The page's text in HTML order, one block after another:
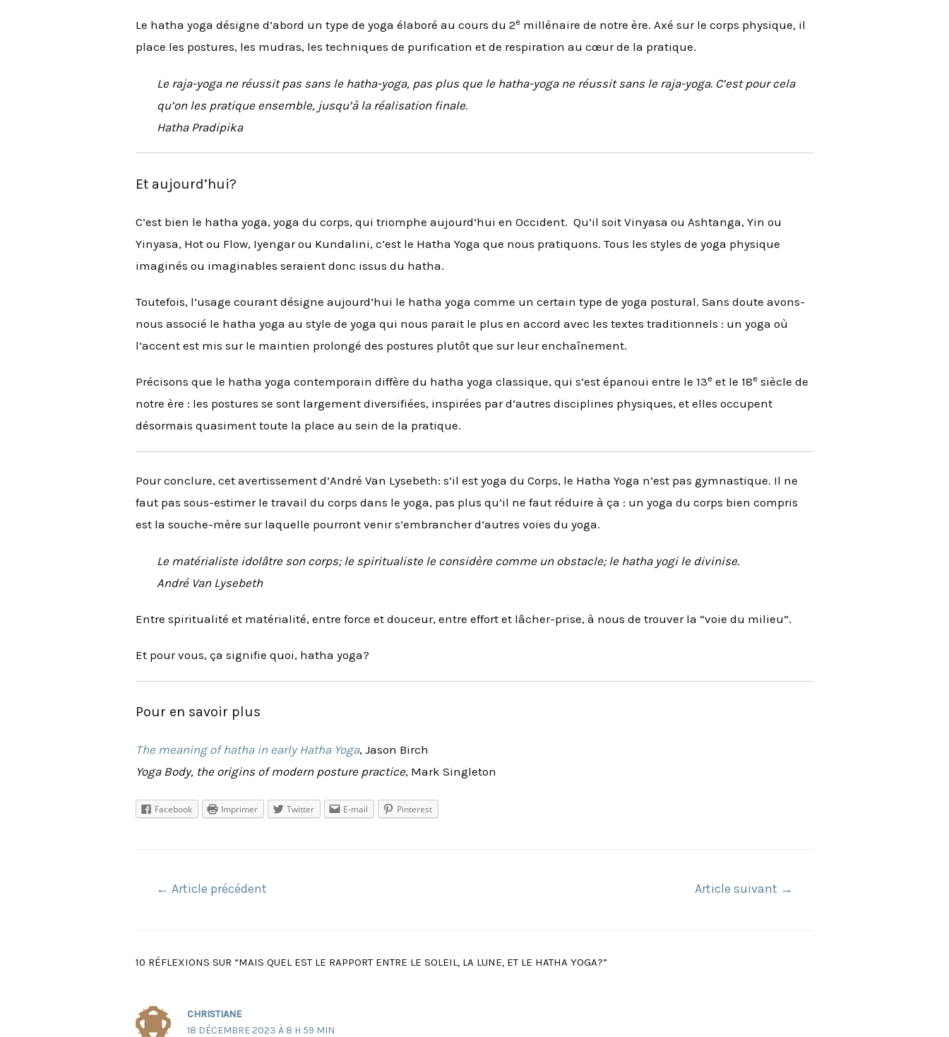
Le hatha yoga désigne d’abord un type de yoga élaboré au cours du 2e millénaire de notre ère. Axé sur le corps physique, il
place les postures, les mudras, les techniques de purification et de respiration au cœur de la pratique.
Le raja-yoga ne réussit pas sans le hatha-yoga, pas plus que le hatha-yoga ne réussit sans le raja-yoga. C’est pour cela
qu’on les pratique ensemble, jusqu’à la réalisation finale.
Hatha Pradipika
Et aujourd’hui?
C’est bien le hatha yoga, yoga du corps, qui triomphe aujourd’hui en Occident. Qu’il soit Vinyasa ou Ashtanga, Yin ou
Yinyasa, Hot ou Flow, Iyengar ou Kundalini, c’est le Hatha Yoga que nous pratiquons. Tous les styles de yoga physique
imaginés ou imaginables seraient donc issus du hatha.
Toutefois, l’usage courant désigne aujourd’hui le hatha yoga comme un certain type de yoga postural. Sans doute avons-
nous associé le hatha yoga au style de yoga qui nous parait le plus en accord avec les textes traditionnels : un yoga où
l’accent est mis sur le maintien prolongé des postures plutôt que sur leur enchaînement.
Précisons que le hatha yoga contemporain diffère du hatha yoga classique, qui s’est épanoui entre le 13e et le 18e siècle de
notre ère : les postures se sont largement diversifiées, inspirées par d’autres disciplines physiques, et elles occupent
désormais quasiment toute la place au sein de la pratique.
Pour conclure, cet avertissement d’André Van Lysebeth: s’il est yoga du Corps, le Hatha Yoga n’est pas gymnastique. Il ne
faut pas sous-estimer le travail du corps dans le yoga, pas plus qu’il ne faut réduire à ça : un yoga du corps bien compris
est la souche-mère sur laquelle pourront venir s’embrancher d’autres voies du yoga.
Le matérialiste idolâtre son corps; le spiritualiste le considère comme un obstacle; le hatha yogi le divinise.
André Van Lysebeth
Entre spiritualité et matérialité, entre force et douceur, entre effort et lâcher-prise, à nous de trouver la “voie du milieu”.
Et pour vous, ça signifie quoi, hatha yoga?
Pour en savoir plus
The meaning of hatha in early Hatha Yoga, Jason Birch
Yoga Body, the origins of modern posture practice, Mark Singleton
Facebook Imprimer Twitter E-mail Pinterest
Navigation
← Article précédent Article suivant →
10 RÉFLEXIONS SUR “MAIS QUEL EST LE RAPPORT ENTRE LE SOLEIL, LA LUNE, ET LE HATHA YOGA?”
CHRISTIANE
18 DÉCEMBRE 2023 À 8 H 59 MIN